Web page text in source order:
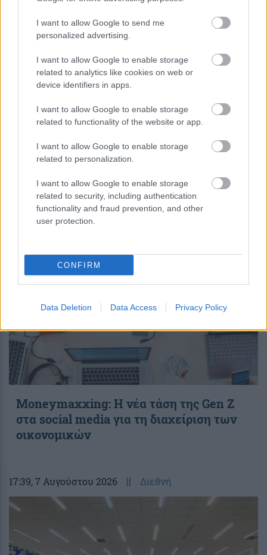
I want to allow Google to send me
personalized advertising.
I want to allow Google to enable storage
related to analytics like cookies on web or
device identifiers in apps.
I want to allow Google to enable storage
related to functionality of the website or app.
I want to allow Google to enable storage
related to personalization.
I want to allow Google to enable storage
related to security, including authentication
functionality and fraud prevention, and other
user protection.
CONFIRM
Data Deletion Data Access Privacy Policy
Νέα τεχνική αποκαλύπτει με ακρίβεια
υλικών
περισσότερα
, 8 Αυγούστου 2026
Moneymaxxing: Η νέα τάση της Gen Z
στα social media για τη διαχείριση των
οικονομικών
17:39, 7 Αυγούστου 2026 || Διεθνή